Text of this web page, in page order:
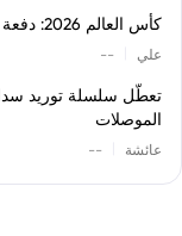
كأس العالم 2026: دفعة قوية لأسواق التنبؤات وتعزيز لـ DraftKings
علي --
تعطّل سلسلة توريد
الموصلات
عائشة --